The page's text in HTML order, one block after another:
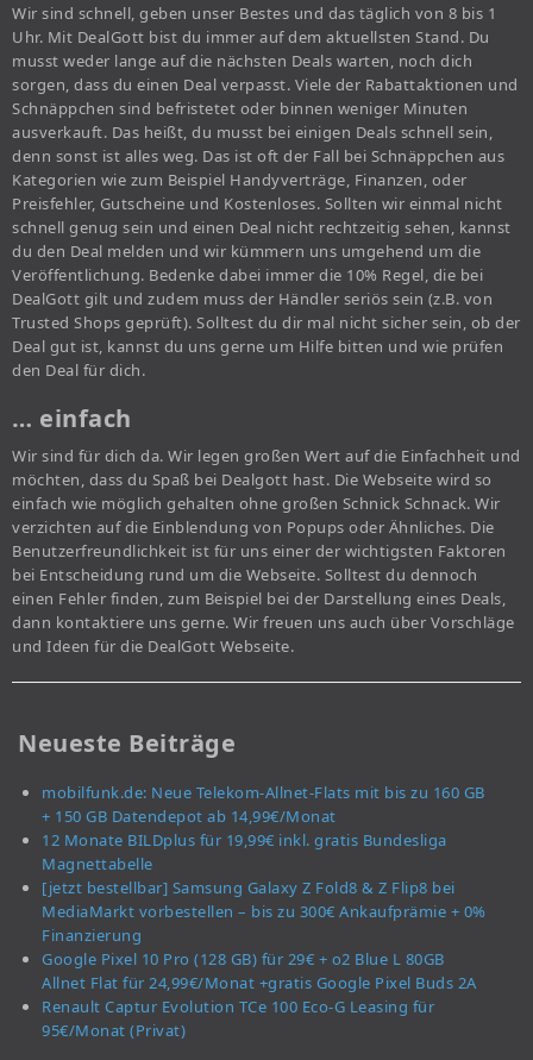
Wir sind schnell, geben unser Bestes und das täglich von 8 bis 1
Uhr. Mit DealGott bist du immer auf dem aktuellsten Stand. Du
musst weder lange auf die nächsten Deals warten, noch dich
sorgen, dass du einen Deal verpasst. Viele der Rabattaktionen und
Schnäppchen sind befristetet oder binnen weniger Minuten
ausverkauft. Das heißt, du musst bei einigen Deals schnell sein,
denn sonst ist alles weg. Das ist oft der Fall bei Schnäppchen aus
Kategorien wie zum Beispiel Handyverträge, Finanzen, oder
Preisfehler, Gutscheine und Kostenloses. Sollten wir einmal nicht
schnell genug sein und einen Deal nicht rechtzeitig sehen, kannst
du den Deal melden und wir kümmern uns umgehend um die
Veröffentlichung. Bedenke dabei immer die 10% Regel, die bei
DealGott gilt und zudem muss der Händler seriös sein (z.B. von
Trusted Shops geprüft). Solltest du dir mal nicht sicher sein, ob der
Deal gut ist, kannst du uns gerne um Hilfe bitten und wie prüfen
den Deal für dich.
… einfach
Wir sind für dich da. Wir legen großen Wert auf die Einfachheit und
möchten, dass du Spaß bei Dealgott hast. Die Webseite wird so
einfach wie möglich gehalten ohne großen Schnick Schnack. Wir
verzichten auf die Einblendung von Popups oder Ähnliches. Die
Benutzerfreundlichkeit ist für uns einer der wichtigsten Faktoren
bei Entscheidung rund um die Webseite. Solltest du dennoch
einen Fehler finden, zum Beispiel bei der Darstellung eines Deals,
dann kontaktiere uns gerne. Wir freuen uns auch über Vorschläge
und Ideen für die DealGott Webseite.
Neueste Beiträge
mobilfunk.de: Neue Telekom-Allnet-Flats mit bis zu 160 GB
+ 150 GB Datendepot ab 14,99€/Monat
12 Monate BILDplus für 19,99€ inkl. gratis Bundesliga
Magnettabelle
[jetzt bestellbar] Samsung Galaxy Z Fold8 & Z Flip8 bei
MediaMarkt vorbestellen – bis zu 300€ Ankaufprämie + 0%
Finanzierung
Google Pixel 10 Pro (128 GB) für 29€ + o2 Blue L 80GB
Allnet Flat für 24,99€/Monat +gratis Google Pixel Buds 2A
Renault Captur Evolution TCe 100 Eco-G Leasing für
95€/Monat (Privat)